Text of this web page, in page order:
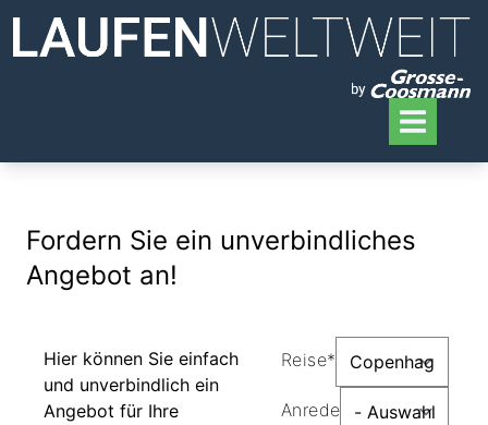
Fordern Sie ein unverbindliches
Angebot an!
Hier können Sie einfach
und unverbindlich ein
Angebot für Ihre
Reise*
Anrede